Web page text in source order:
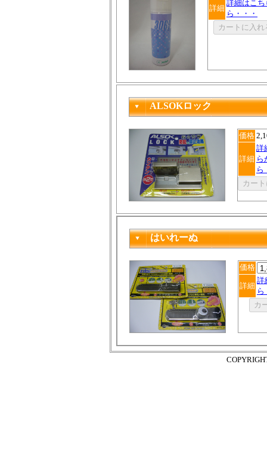
詳細
詳細はこち
ら・・・
ALSOKロック
価格
詳細
詳
ら
ら
はいれーぬ
価格
詳細
詳
ら